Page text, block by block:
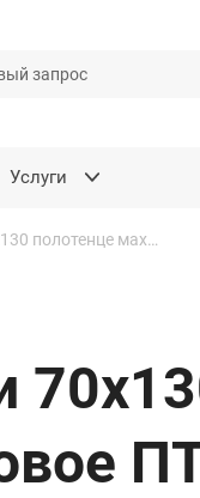
Услуги
Холли 70х130 полотенце махровое ПТ-35-05580 цв. 10000